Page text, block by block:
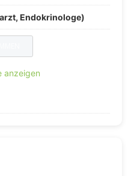
Endokrinologe)
anzeigen